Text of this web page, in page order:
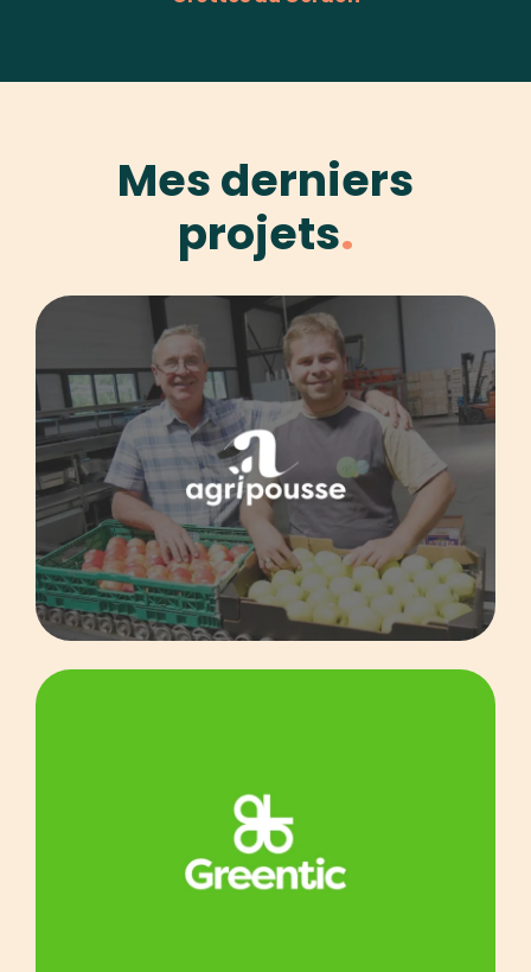
Mes derniers
projets
Identité visuelle Prestashop
Agripousse
Agence web
Identité visuelle
WordPress
Greentic